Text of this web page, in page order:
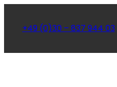
+49 (0)30 – 837 944 03